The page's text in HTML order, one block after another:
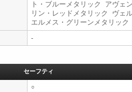
ト・ブルーメタリック アヴェ
リン・レッドメタリック ヴェ
エルメス・グリーンメタリッ
-
セーフティ
○